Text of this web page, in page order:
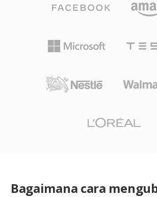
Bagaimana cara